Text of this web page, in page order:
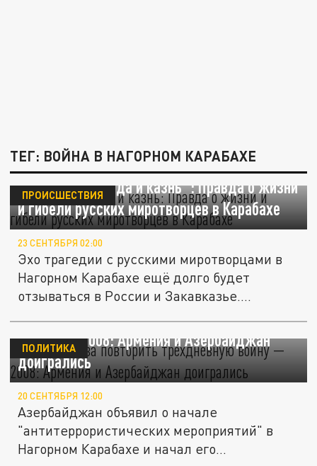
ТЕГ: ВОЙНА В НАГОРНОМ КАРАБАХЕ
"Это была засада и казнь": Правда о жизни
и гибели русских миротворцев в Карабахе
ПРОИСШЕСТВИЯ
23 СЕНТЯБРЯ 02:00
Эхо трагедии с русскими миротворцами в
Нагорном Карабахе ещё долго будет
отзываться в России и Закавказье....
Россия готова повторить "трёхдневную
войну" — 2008: Армения и Азербайджан
доигрались
ПОЛИТИКА
20 СЕНТЯБРЯ 12:00
Азербайджан объявил о начале
"антитеррористических мероприятий" в
Нагорном Карабахе и начал его